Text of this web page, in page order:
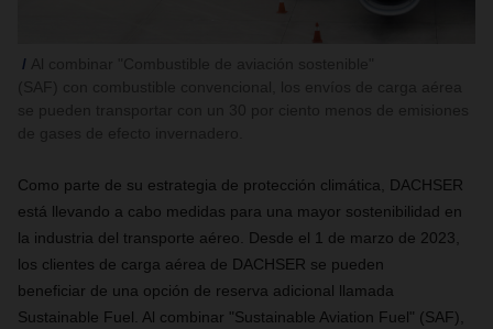
Como parte de su estrategia de protección climática, DACHSER
está llevando a cabo medidas para una mayor sostenibilidad en
la industria del transporte aéreo. Desde el 1 de marzo de 2023,
los clientes de carga aérea de DACHSER se pueden
beneficiar de una opción de reserva adicional llamada
Sustainable Fuel. Al combinar "Sustainable Aviation Fuel" (SAF),